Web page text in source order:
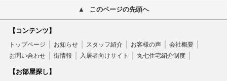
このページの先頭へ
【コンテンツ】
トップページ お知らせ スタッフ紹介 お客様の声
会社概要
お問い合わせ
街情報 入居者向けサイト 丸七住宅紹介制度
【お部屋探し】